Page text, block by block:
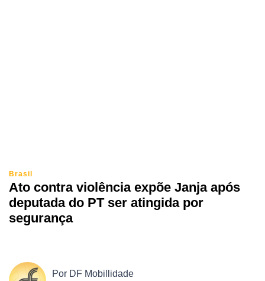
Brasil
Ato contra violência expõe Janja após
deputada do PT ser atingida por
segurança
Por DF Mobillidade